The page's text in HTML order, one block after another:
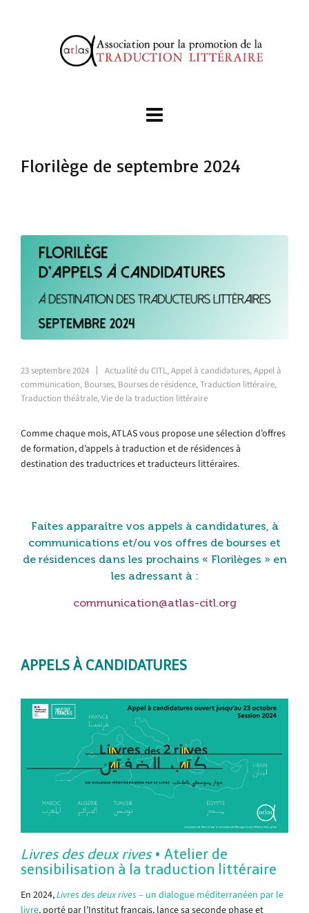
Florilège de septembre 2024
23 septembre 2024 Actualité du CITL,Appel à candidatures,Appel à
communication, Bourses, Bourses de résidence,Traduction littéraire,
Traduction théâtrale,Vie de la traduction littéraire
Comme chaque mois, ATLAS vous propose une sélection d’offres
de formation, d’appels à traduction et de résidences à
destination des traductrices et traducteurs littéraires.
Faites apparaître vos appels à candidatures, à
communications et/ou vos offres de bourses et
de résidences dans les prochains « Florilèges » en
les adressant à :
communication@atlas-citl.org
APPELS À CANDIDATURES
Livres des deux rives• Atelier de
sensibilisation à la traduction littéraire
En 2024,Livres des deux rives – un dialogue méditerranéen par le
livre, porté par l’Institut français, lance sa seconde phase et